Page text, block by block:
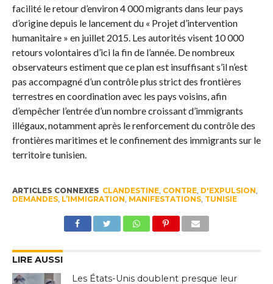
facilité le retour d’environ 4 000 migrants dans leur pays
d’origine depuis le lancement du « Projet d’intervention
humanitaire » en juillet 2015. Les autorités visent 10 000
retours volontaires d’ici la fin de l’année. De nombreux
observateurs estiment que ce plan est insuffisant s’il n’est
pas accompagné d’un contrôle plus strict des frontières
terrestres en coordination avec les pays voisins, afin
d’empêcher l’entrée d’un nombre croissant d’immigrants
illégaux, notamment après le renforcement du contrôle des
frontières maritimes et le confinement des immigrants sur le
territoire tunisien.
ARTICLES CONNEXES CLANDESTINE, CONTRE, D'EXPULSION
DEMANDES, L’IMMIGRATION MANIFESTATIONS, TUNISIE
LIRE AUSSI
Les États-Unis doublent presque leur